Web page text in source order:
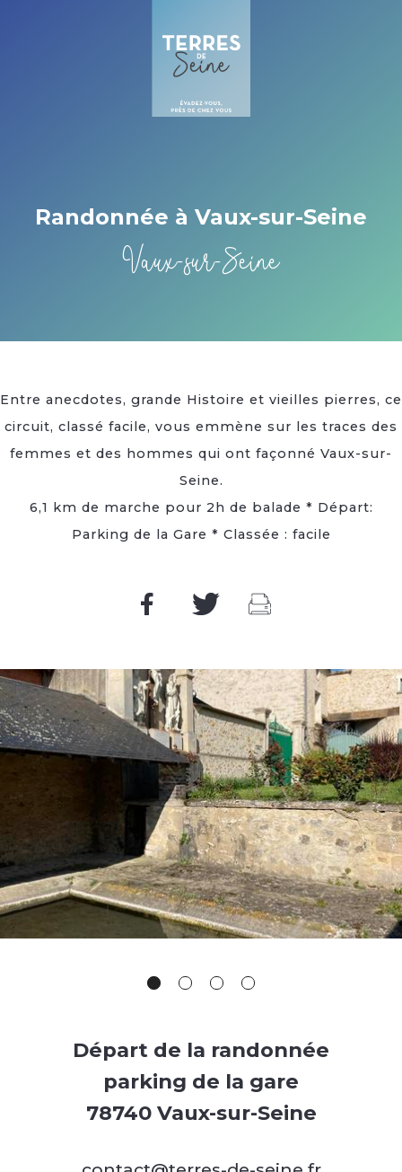
Randonnée à Vaux-sur-Seine
Vaux-sur-Seine
Entre anecdotes, grande Histoire et vieilles pierres, ce
circuit, classé facile, vous emmène sur les traces des
femmes et des hommes qui ont façonné Vaux-sur-
Seine.
6,1 km de marche pour 2h de balade * Départ:
Parking de la Gare * Classée : facile
Départ de la randonnée
parking de la gare
78740 Vaux-sur-Seine